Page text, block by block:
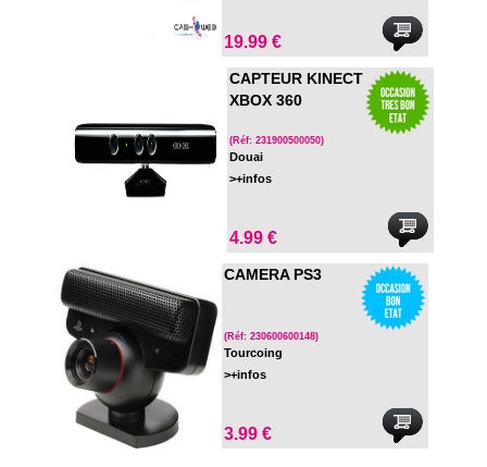
19.99 €
CAPTEUR KINECT
XBOX 360
(Réf: 231900500050)
Douai
>+infos
4.99 €
CAMERA PS3
(Réf: 230600600148)
Tourcoing
>+infos
3.99 €